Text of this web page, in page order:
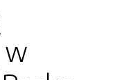
w